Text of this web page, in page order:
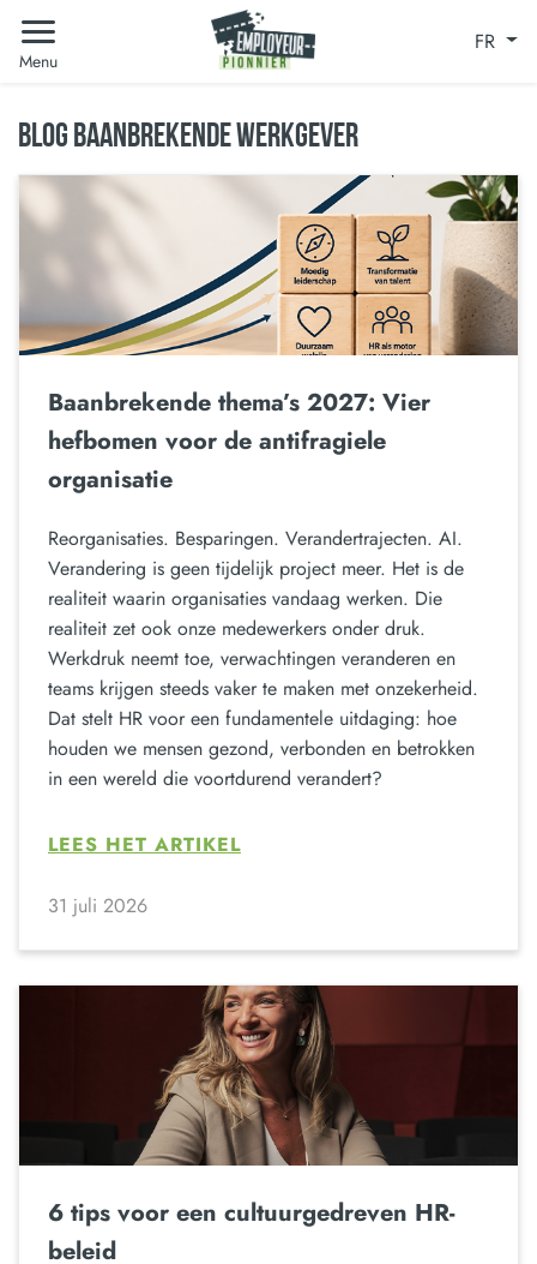
Menu
FR
BLOG BAANBREKENDE WERKGEVER
Baanbrekende thema’s 2027: Vier
hefbomen voor de antifragiele
organisatie
Reorganisaties. Besparingen. Verandertrajecten. AI.
Verandering is geen tijdelijk project meer. Het is de
realiteit waarin organisaties vandaag werken. Die
realiteit zet ook onze medewerkers onder druk.
Werkdruk neemt toe, verwachtingen veranderen en
teams krijgen steeds vaker te maken met onzekerheid.
Dat stelt HR voor een fundamentele uitdaging: hoe
houden we mensen gezond, verbonden en betrokken
in een wereld die voortdurend verandert?
LEES HET ARTIKEL
31 juli 2026
6 tips voor een cultuurgedreven HR-
beleid